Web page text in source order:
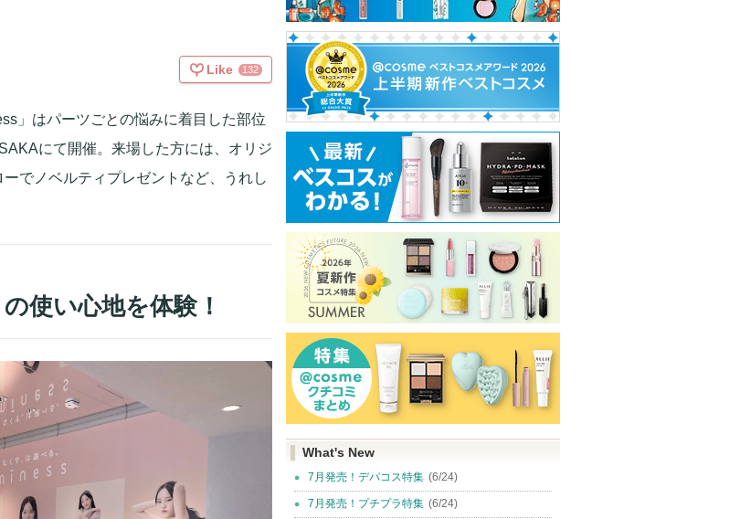
Like 132
」はパーツごとの悩みに着目した部位
にて開催。来場した方には、オリジ
でノベルティプレゼントなど、うれし
使い心地を体験！
What's New
7月発売！デパコス特集 (6/24)
7月発売！プチプラ特集 (6/24)